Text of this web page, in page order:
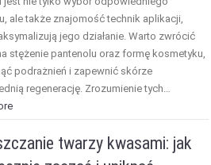
ale także znajomość technik aplikacji,
jego działanie. Warto zwrócić
stężenie pantenolu oraz formę kosmetyku,
podrażnień i zapewnić skórze
regenerację. Zrozumienie tych…
twarzy kwasami: jak